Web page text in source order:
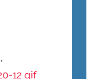
12 gif